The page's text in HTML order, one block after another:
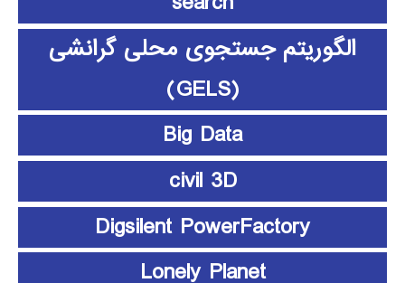
الگوریتم جستجوی محلی گرانشی
(GELS)
Big Data
civil 3D
Digsilent PowerFactory
Lonely Planet